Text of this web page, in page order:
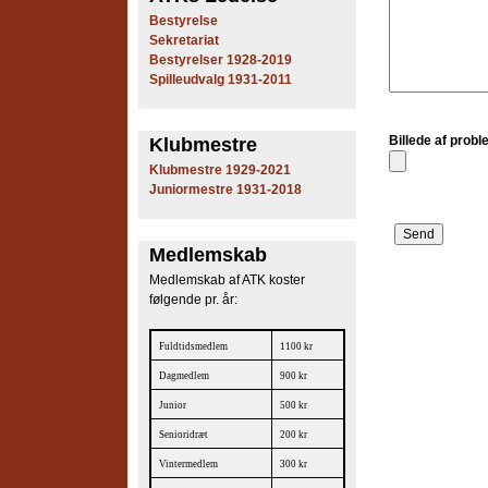
e
s
e
n
s
K
u
b
Billede af
Bestyrelse
Sekretariat
Bestyrelser 1928-2019
Spilleudvalg 1931-2011
Klubmestre
Klubmestre 1929-2021
Juniormestre 1931-2018
Medlemskab
Medlemskab af ATK koster
følgende pr. år:
Fuldtidsmedlem 1100 kr
Dagmedlem 900 kr
Junior 500 kr
Senioridræt 200 kr
Vintermedlem 300 kr